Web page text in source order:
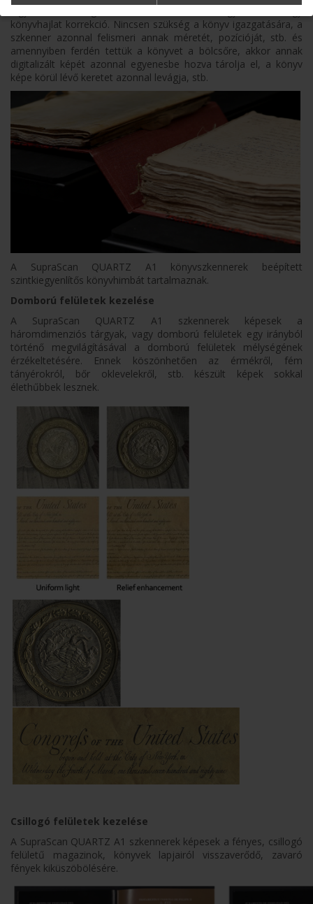
könyvhajlat korrekció. Nincsen szükség a könyv igazgatására, a
szkenner azonnal felismeri annak méretét, pozícióját, stb. és
amennyiben ferdén tettük a könyvet a bölcsőre, akkor annak
digitalizált képét azonnal egyenesbe hozva tárolja el, a könyv
képe körül lévő keretet azonnal levágja, stb.
A SupraScan QUARTZ A1 könyvszkennerek beépített
szintkiegyenlítős könyvhimbát tartalmaznak.
Domború felületek kezelése
A SupraScan QUARTZ A1 szkennerek képesek a
háromdimenziós tárgyak, vagy domború felületek egy irányból
történő megvilágításával a domború felületek mélységének
érzékeltetésére. Ennek köszönhetően az érmékről, fém
tányérokról, bőr oklevelekről, stb. készült képek sokkal
élethűbbek lesznek.
Csillogó felületek kezelése
A SupraScan QUARTZ A1 szkennerek képesek a fényes, csillogó
felületű magazinok, könyvek lapjairól visszaverődő, zavaró
fények kiküszöbölésére.